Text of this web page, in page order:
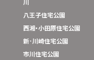
川
八王子住宅公園
西湘・小田原住宅公園
新･川崎住宅公園
市川住宅公園